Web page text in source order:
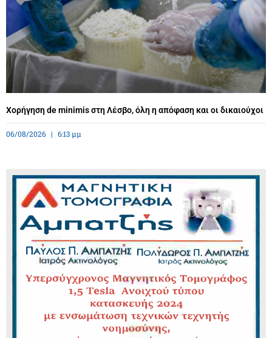
Χορήγηση de minimis στη Λέσβο, όλη η απόφαση και οι δικαιούχοι
06/08/2026 6:13 μμ